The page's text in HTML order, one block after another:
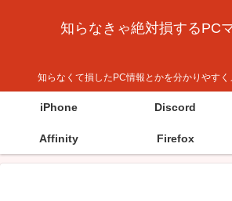
知らなきゃ絶対損するPC
知らなくて損したPC情報とかを分かりやす
iPhone Discord
Affinity Firefox